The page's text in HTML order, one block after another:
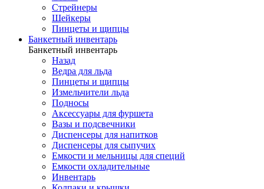
Стрейнеры
Шейкеры
Пинцеты и щипцы
Банкетный инвентарь
Банкетный инвентарь
Назад
Ведра для льда
Пинцеты и щипцы
Измельчители льда
Подносы
Аксессуары для фуршета
Вазы и подсвечники
Диспенсеры для напитков
Диспенсеры для сыпучих
Емкости и мельницы для специй
Емкости охладительные
Инвентарь